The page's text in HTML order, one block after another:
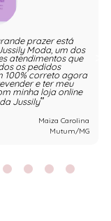
prazer está
Moda, um dos
atendimentos que
os pedidos
100% correto agora
e ter meu
minha loja online
Jussily
Maiza Carolina
Mutum/MG